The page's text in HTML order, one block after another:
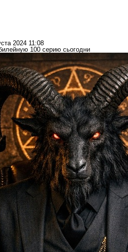
2024 11:08
100 серию сьогодни